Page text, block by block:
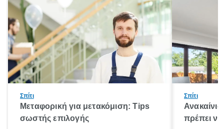
Σπίτι
Μεταφορική για μετακόμιση: Tips
σωστής επιλογής
Σπίτι
πρέπει να